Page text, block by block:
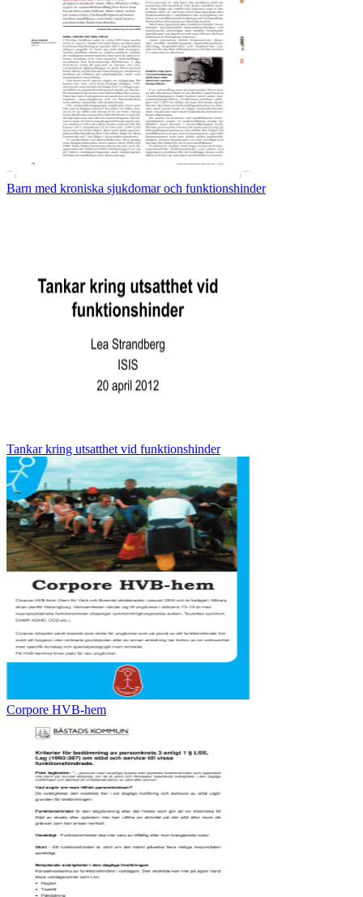
Barn med kroniska sjukdomar och funktionshinder
Tankar kring utsatthet vid funktionshinder
Corpore HVB-hem